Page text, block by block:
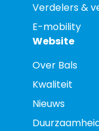
Verdelers &
E-mobility
Website
Over Bals
Kwaliteit
Nieuws